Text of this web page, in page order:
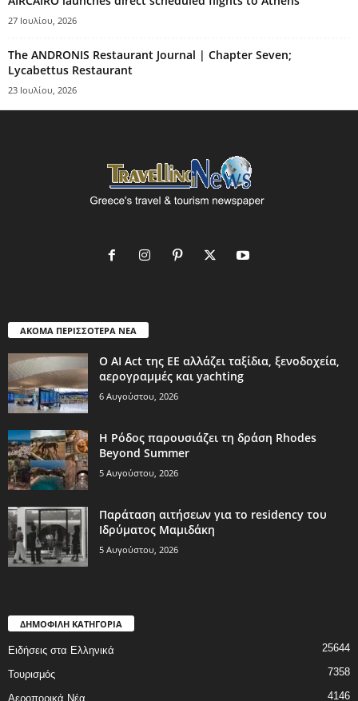
27 Ιουλίου, 2026
The ANDRONIS Restaurant Journal | Chapter Seven;
Lycabettus Restaurant
23 Ιουλίου, 2026
ΑΚΟΜΑ ΠΕΡΙΣΣΟΤΕΡΑ ΝΕΑ
Ο AI Act της ΕΕ αλλάζει ταξίδια, ξενοδοχεία,
αερογραμμές και yachting
6 Αυγούστου, 2026
Η Ρόδος παρουσιάζει τη δράση Rhodes
Beyond Summer
5 Αυγούστου, 2026
Παράταση αιτήσεων για το residency του
Ιδρύματος Μαμιδάκη
5 Αυγούστου, 2026
ΔΗΜΟΦΙΛΗ ΚΑΤΗΓΟΡΙΑ
Ειδήσεις στα Ελληνικά 25644
Τουρισμός 7358
Αεροπορικά Νέα 4146